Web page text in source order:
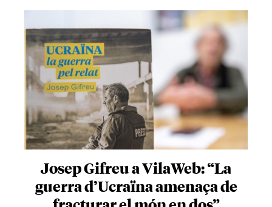
Josep Gifreu a VilaWeb: “La
guerra d’Ucraïna amenaça de